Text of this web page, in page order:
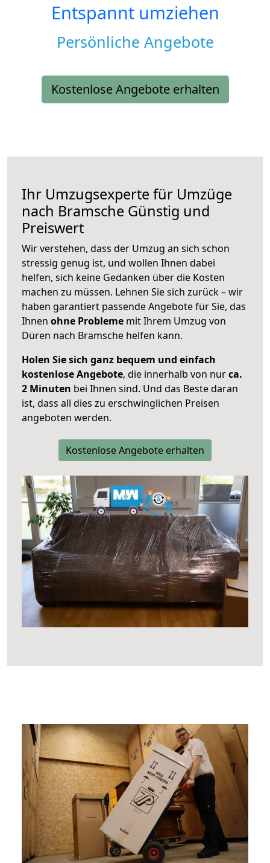
Entspannt umziehen
Persönliche Angebote
Kostenlose Angebote erhalten
Ihr Umzugsexperte für Umzüge
nach Bramsche Günstig und
Preiswert
Wir verstehen, dass der Umzug an sich schon
stressig genug ist, und wollen Ihnen dabei
helfen, sich keine Gedanken über die Kosten
machen zu müssen. Lehnen Sie sich zurück – wir
haben garantiert passende Angebote für Sie, das
Ihnen ohne Probleme mit Ihrem Umzug von
Düren nach Bramsche helfen kann.
Holen Sie sich ganz bequem und einfach
kostenlose Angebote, die innerhalb von nurca.
2 Minuten bei Ihnen sind. Und das Beste daran
ist, dass all dies zu erschwinglichen Preisen
angeboten werden.
Kostenlose Angebote erhalten